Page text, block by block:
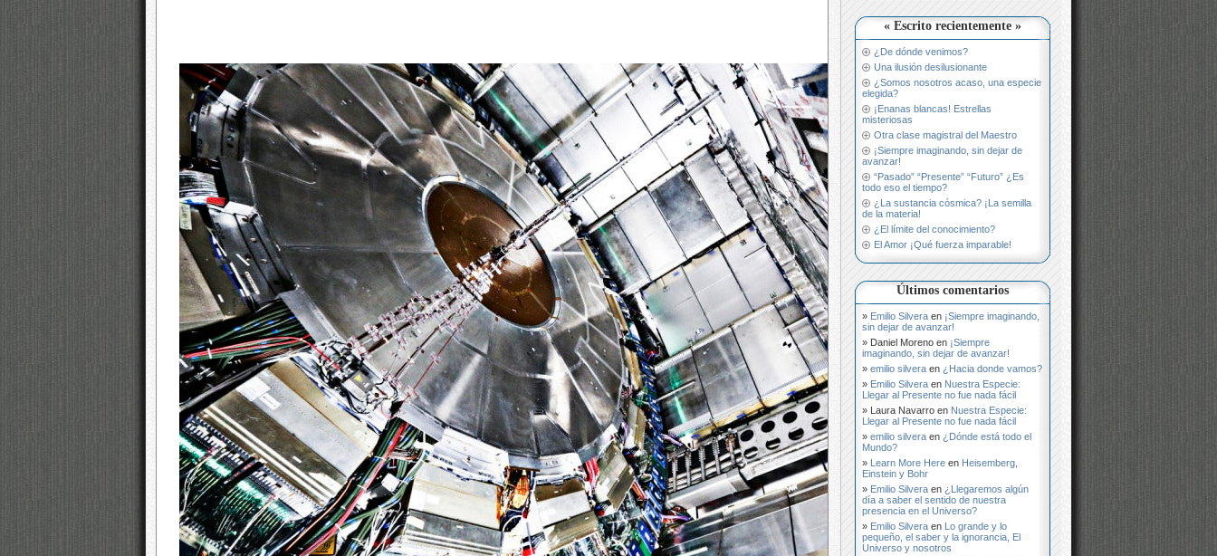
« Escrito recientemente »
¿De dónde venimos?
Una ilusión desilusionante
¿Somos nosotros acaso, una especie
elegida?
¡Enanas blancas! Estrellas
misteriosas
Otra clase magistral del Maestro
¡Siempre imaginando, sin dejar de
avanzar!
“Pasado” “Presente” “Futuro” ¿Es
todo eso el tiempo?
¿La sustancia cósmica? ¡La semilla
de la materia!
¿El límite del conocimiento?
El Amor ¡Qué fuerza imparable!
Últimos comentarios
Emilio Silvera en ¡Siempre imaginando,
sin dejar de avanzar!
Daniel Moreno en ¡Siempre
imaginando, sin dejar de avanzar!
emilio silvera en ¿Hacia donde vamos?
Emilio Silvera en Nuestra Especie:
Llegar al Presente no fue nada fácil
Laura Navarro en Nuestra Especie:
Llegar al Presente no fue nada fácil
emilio silvera en ¿Dónde está todo el
Mundo?
Learn More Here en Heisemberg,
Einstein y Bohr
Emilio Silvera en ¿Llegaremos algún
día a saber el sentido de nuestra
presencia en el Universo?
Emilio Silvera en Lo grande y lo
pequeño, el saber y la ignorancia, El
Universo y nosotros